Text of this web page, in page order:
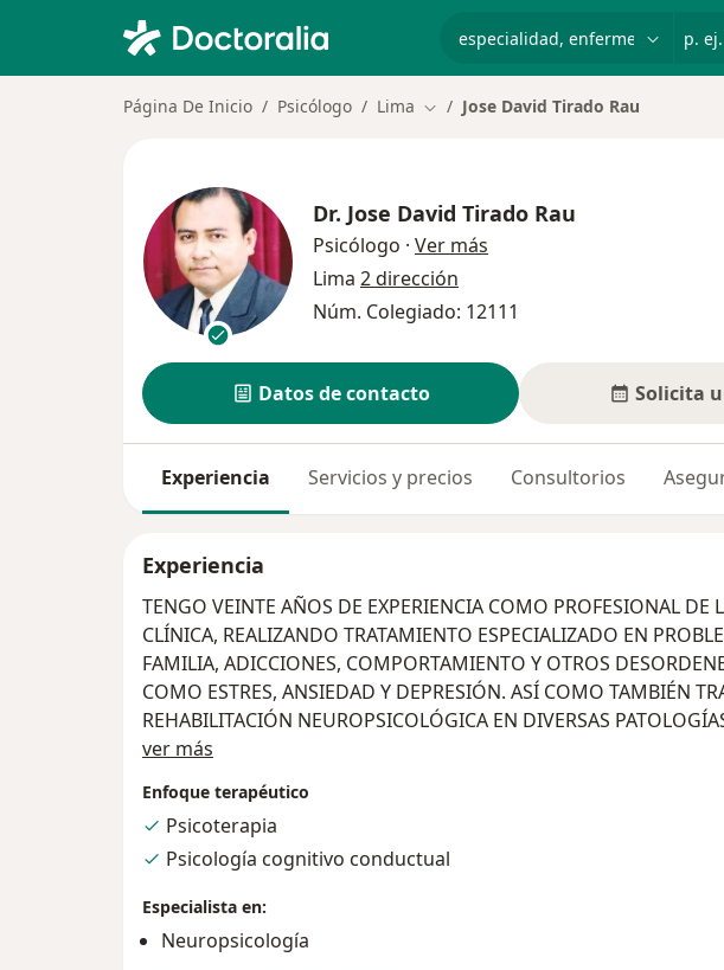
Página De Inicio Psicólogo Lima Cambiar de ciudad
Jose David Tirado Rau
Dr. Jose David Tirado Rau
Psicólogo · Ver más
Lima 2 dirección
Núm. Colegiado: 12111
Datos de contacto Solicita
Experiencia Servicios y precios Consultorios
Experiencia
TENGO VEINTE AÑOS DE EXPERIENCIA COMO PROFESIONAL DE
CLÍNICA, REALIZANDO TRATAMIENTO ESPECIALIZADO EN
FAMILIA, ADICCIONES, COMPORTAMIENTO Y OTROS
COMO ESTRES, ANSIEDAD Y DEPRESIÓN. ASÍ COMO TAMBIÉN
REHABILITACIÓN NEUROPSICOLÓGICA EN DIVERSAS
ADOLESCENCIA, ADULTEZ Y TERCERA EDAD.
ver más
Enfoque terapéutico
Psicoterapia
Psicología cognitivo conductual
Especialista en:
Neuropsicología